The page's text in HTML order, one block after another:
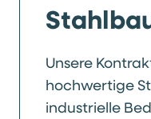
Unsere
hochwertige
industrielle